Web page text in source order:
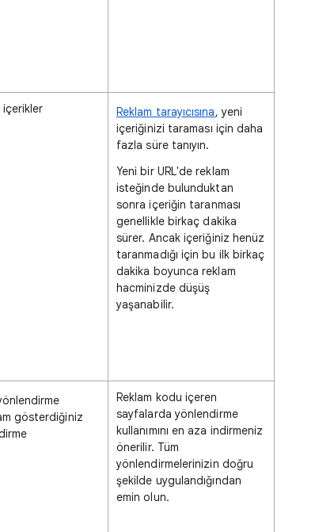
içerikler
Reklam tarayıcısına, yeni
içeriğinizi taraması için daha
fazla süre tanıyın.
Yeni bir URL'de reklam
isteğinde bulunduktan
sonra içeriğin taranması
genellikle birkaç dakika
sürer. Ancak içeriğiniz henüz
taranmadığı için bu ilk birkaç
dakika boyunca reklam
hacminizde düşüş
yaşanabilir.
gösterdiğiniz
Reklam kodu içeren
sayfalarda yönlendirme
kullanımını en aza indirmeniz
önerilir. Tüm
yönlendirmelerinizin doğru
şekilde uygulandığından
emin olun.